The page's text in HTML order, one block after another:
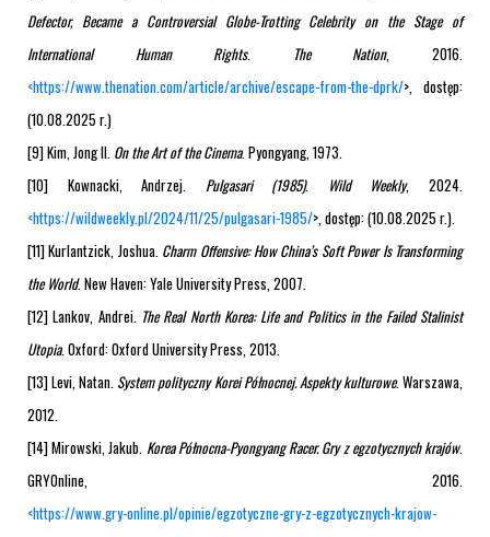
Defector, Became a Controversial Globe-Trotting Celebrity on the Stage of
International Human Rights. The Nation, 2016.
<https://www.thenation.com/article/archive/escape-from-the-dprk/>, dostęp:
(10.08.2025 r.)
[9] Kim, Jong Il. On the Art of the Cinema. Pyongyang, 1973.
[10] Kownacki, Andrzej. Pulgasari (1985). Wild Weekly, 2024.
<https://wildweekly.pl/2024/11/25/pulgasari-1985/>, dostęp: (10.08.2025 r.).
[11] Kurlantzick, Joshua. Charm Offensive: How China’s Soft Power Is Transforming
the World. New Haven: Yale University Press, 2007.
[12] Lankov, Andrei. The Real North Korea: Life and Politics in the Failed Stalinist
Utopia. Oxford: Oxford University Press, 2013.
[13] Levi, Natan. System polityczny Korei Północnej. Aspekty kulturowe. Warszawa,
2012.
[14] Mirowski, Jakub. Korea Północna-Pyongyang Racer. Gry z egzotycznych krajów.
GRYOnline, 2016.
<https://www.gry-online.pl/opinie/egzotyczne-gry-z-egzotycznych-krajow-